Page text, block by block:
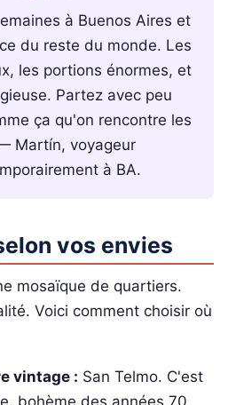
à Buenos Aires et
du reste du monde. Les
les portions énormes, et
Partez avec peu
ça qu'on rencontre les
Martín, voyageur
à BA.
vos envies
mosaïque de quartiers.
Voici comment choisir où
vintage : San Telmo. C'est
bohème des années 70